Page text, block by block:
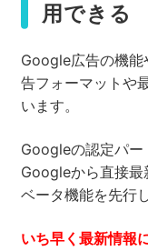
用できる
Google広告の機能
告フォーマットや
います。
Googleの認定パー
Googleから直接最
ベータ機能を先行
いち早く最新情報